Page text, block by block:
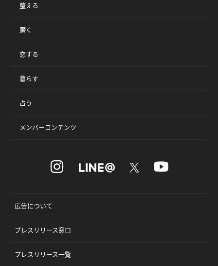
整える
磨く
恋する
暮らす
占う
メンバーコンテンツ
広告について
プレスリリース窓口
プレスリリース一覧